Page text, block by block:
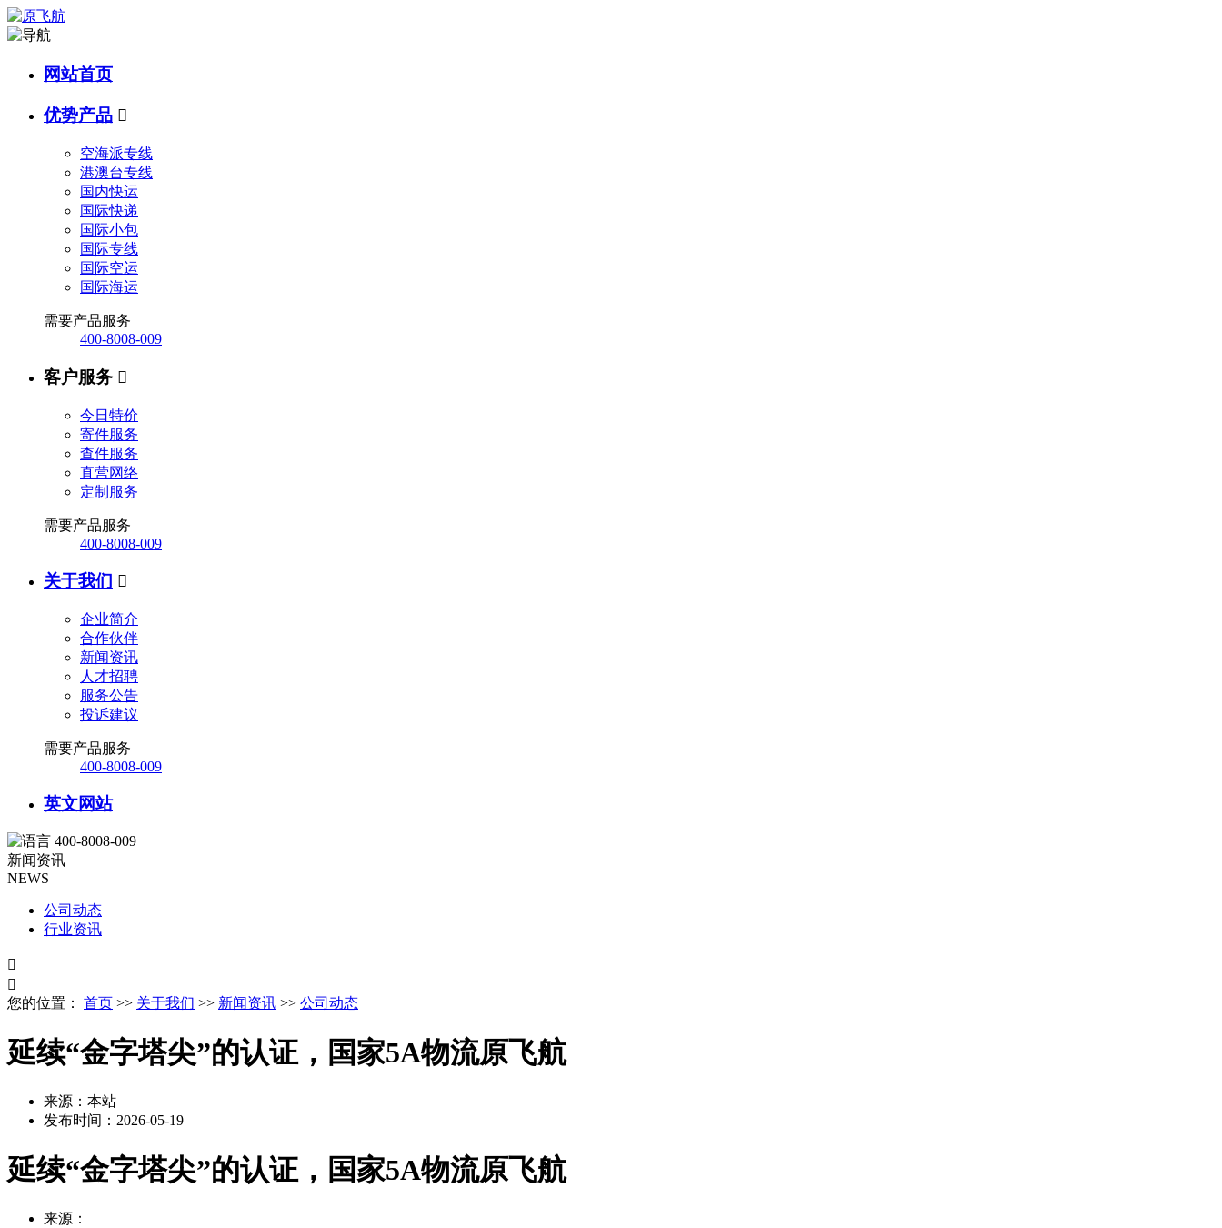
网站首页
优势产品 
空海派专线
港澳台专线
国内快运
国际快递
国际小包
国际专线
国际空运
国际海运
需要产品服务
400-8008-009
客户服务 
今日特价
寄件服务
查件服务
直营网络
定制服务
需要产品服务
400-8008-009
关于我们 
企业简介
合作伙伴
新闻资讯
人才招聘
服务公告
投诉建议
需要产品服务
400-8008-009
英文网站
400-8008-009
新闻资讯
NEWS
公司动态
行业资讯


您的位置：
首页 >> 关于我们 >> 新闻资讯 >> 公司动态
延续“金字塔尖”的认证，国家5A物流原飞航
来源：本站
发布时间： 2026-05-19
延续“金字塔尖”的认证，国家5A物流原飞航
来源：